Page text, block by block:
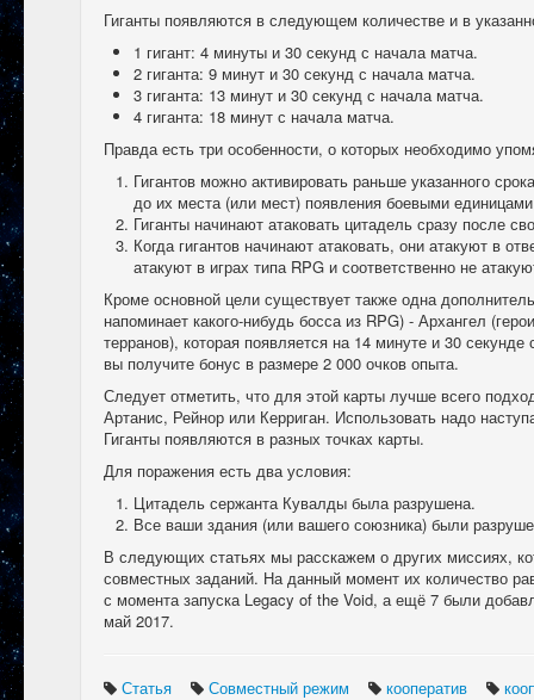
Гиганты появляются в следующем количестве и в
1 гигант: 4 минуты и 30 секунд с начала матча.
2 гиганта: 9 минут и 30 секунд с начала матча.
3 гиганта: 13 минут и 30 секунд с начала матча.
4 гиганта: 18 минут с начала матча.
Правда есть три особенности, о которых необходимо
Гигантов можно активировать раньше указанного
до их места (или мест) появления боевыми
Гиганты начинают атаковать цитадель сразу после
Когда гигантов начинают атаковать, они атакуют в
атакуют в играх типа RPG и соответственно не
Кроме основной цели существует также одна
напоминает какого-нибудь босса из RPG) - Архангел
терранов), которая появляется на 14 минуте и 30
вы получите бонус в размере 2 000 очков опыта.
Следует отметить, что для этой карты лучше всего
Артанис, Рейнор или Керриган. Использовать надо
Гиганты появляются в разных точках карты.
Для поражения есть два условия:
Цитадель сержанта Кувалды была разрушена.
Все ваши здания (или вашего союзника) были
В следующих статьях мы расскажем о других миссиях,
совместных заданий. На данный момент их количество
с момента запуска Legacy of the Void, а ещё 7 были
май 2017.
Статья Совместный режим кооператив